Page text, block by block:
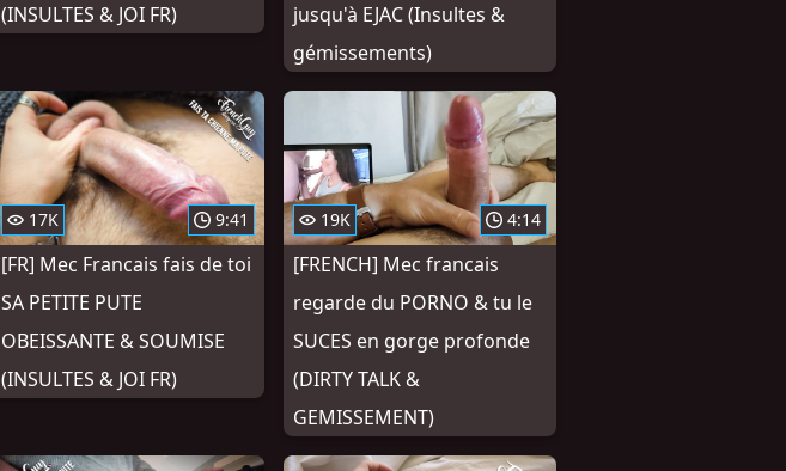
(INSULTES & JOI FR)
jusqu'à EJAC (Insultes &
gémissements)
17K 9:41
[FR] Mec Francais fais de toi
SA PETITE PUTE
OBEISSANTE & SOUMISE
(INSULTES & JOI FR)
19K 4:14
[FRENCH] Mec francais
regarde du PORNO & tu le
SUCES en gorge profonde
(DIRTY TALK &
GEMISSEMENT)